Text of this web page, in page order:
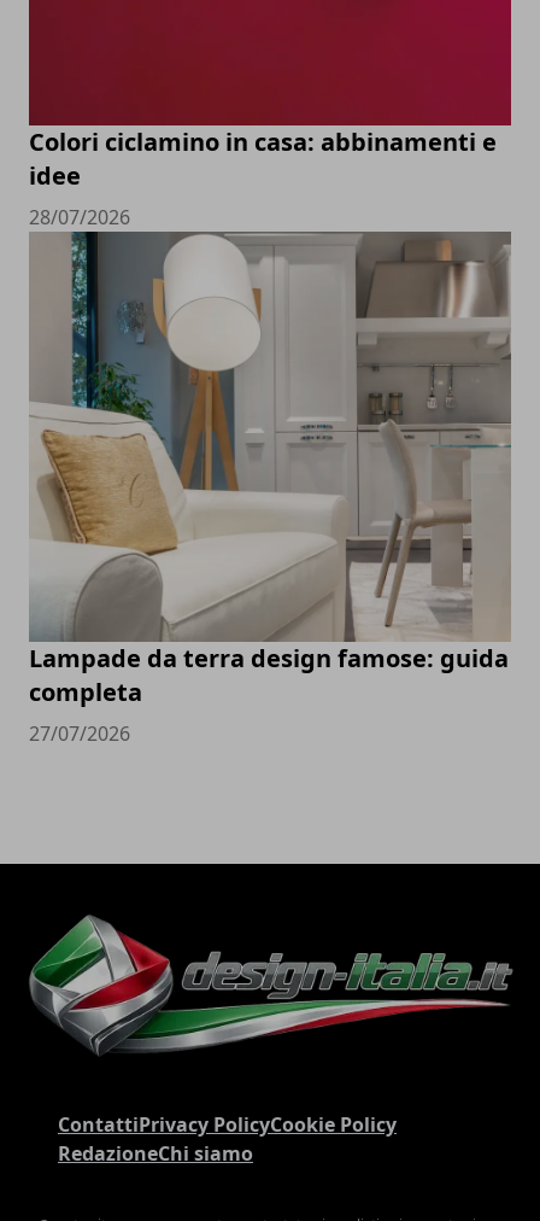
Colori ciclamino in casa: abbinamenti e
idee
28/07/2026
Lampade da terra design famose: guida
completa
27/07/2026
ContattiPrivacy PolicyCookie Policy
RedazioneChi siamo